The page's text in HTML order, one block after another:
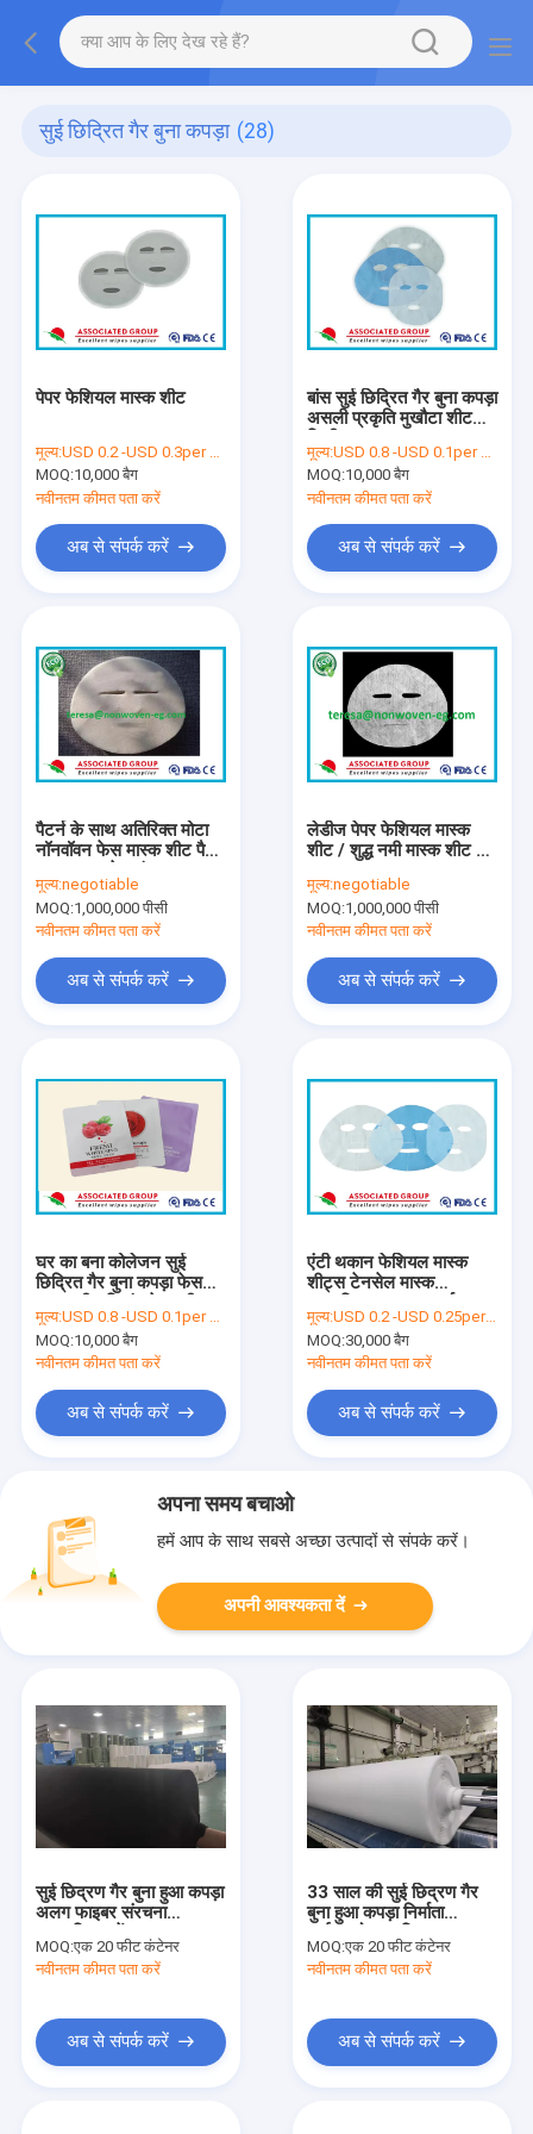
सुई छिद्रित गैर बुना कपड़ा (28)
पेपर फेशियल मास्क शीट
मूल्य:USD 0.2 -USD 0.3per bag
MOQ:10,000 बैग
नवीनतम कीमत पता करें
अब से संपर्क करें
बांस सुई छिद्रित गैर बुना कपड़ा
असली प्रकृति मुखौटा शीट
मूल्य:USD 0.8 -USD 0.1per bag
MOQ:10,000 बैग
नवीनतम कीमत पता करें
अब से संपर्क करें
पैटर्न के साथ अतिरिक्त मोटा
नॉनवॉवन फेस मास्क शीट पैक
मूल्य:negotiable
MOQ:1,000,000 पीसी
नवीनतम कीमत पता करें
अब से संपर्क करें
लेडीज पेपर फेशियल मास्क
शीट / शुद्ध नमी मास्क शीट घर
मूल्य:negotiable
MOQ:1,000,000 पीसी
नवीनतम कीमत पता करें
अब से संपर्क करें
घर का बना कोलेजन सुई
छिद्रित गैर बुना कपड़ा फेस
रेशम
मूल्य:USD 0.8 -USD 0.1per bag
MOQ:10,000 बैग
नवीनतम कीमत पता करें
अब से संपर्क करें
एंटी थकान फेशियल मास्क
शीट्स टेनसेल मास्क
मूल्य:USD 0.2 -USD 0.25per bag
MOQ:30,000 बैग
नवीनतम कीमत पता करें
अब से संपर्क करें
अपना समय बचाओ
हमें आप के साथ सबसे अच्छा उत्पादों से संपर्क करें।
अपनी आवश्यकता दें
सुई छिद्रण गैर बुना हुआ कपड़ा
अलग फाइबर संरचना
MOQ:एक 20 फीट कंटेनर
नवीनतम कीमत पता करें
अब से संपर्क करें
33 साल की सुई छिद्रण गैर
बुना हुआ कपड़ा निर्माता
MOQ:एक 20 फीट कंटेनर
नवीनतम कीमत पता करें
अब से संपर्क करें